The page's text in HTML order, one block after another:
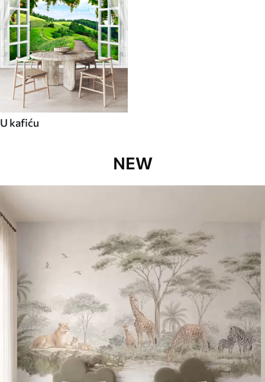
U kafiću
NEW